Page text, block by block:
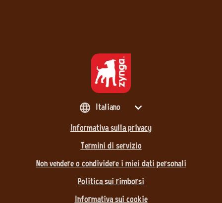
Informativa sulla privacy
Termini di servizio
Non vendere o condividere i miei dati personali
Politica sui rimborsi
Informativa sui cookie
Italiano